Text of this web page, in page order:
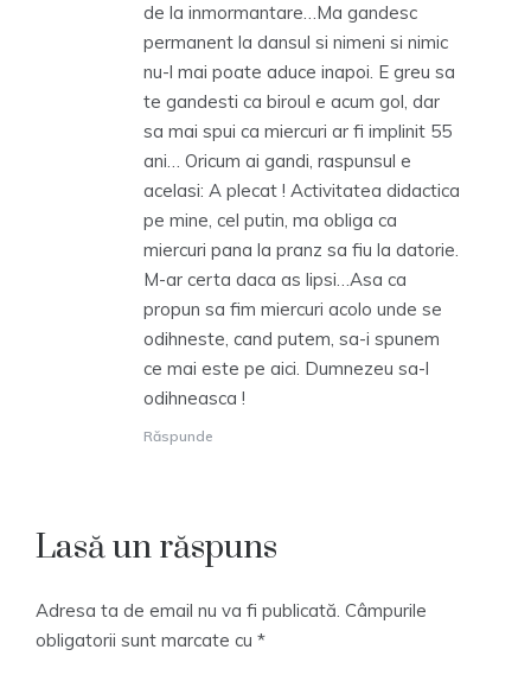
de la inmormantare…Ma gandesc
permanent la dansul si nimeni si nimic
nu-l mai poate aduce inapoi. E greu sa
te gandesti ca biroul e acum gol, dar
sa mai spui ca miercuri ar fi implinit 55
ani… Oricum ai gandi, raspunsul e
acelasi: A plecat ! Activitatea didactica
pe mine, cel putin, ma obliga ca
miercuri pana la pranz sa fiu la datorie.
M-ar certa daca as lipsi…Asa ca
propun sa fim miercuri acolo unde se
odihneste, cand putem, sa-i spunem
ce mai este pe aici. Dumnezeu sa-l
odihneasca !
Răspunde
Lasă un răspuns
Adresa ta de email nu va fi publicată. Câmpurile
obligatorii sunt marcate cu *